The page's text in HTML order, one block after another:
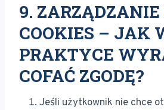
9.
COOKIES – JAK
PRAKTYCE
COFAĆ ZGODĘ?
Jeśli użytkownik nie chce